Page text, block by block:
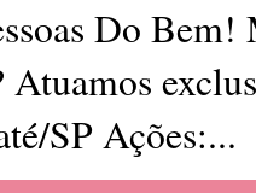
Do
SP Ações:...